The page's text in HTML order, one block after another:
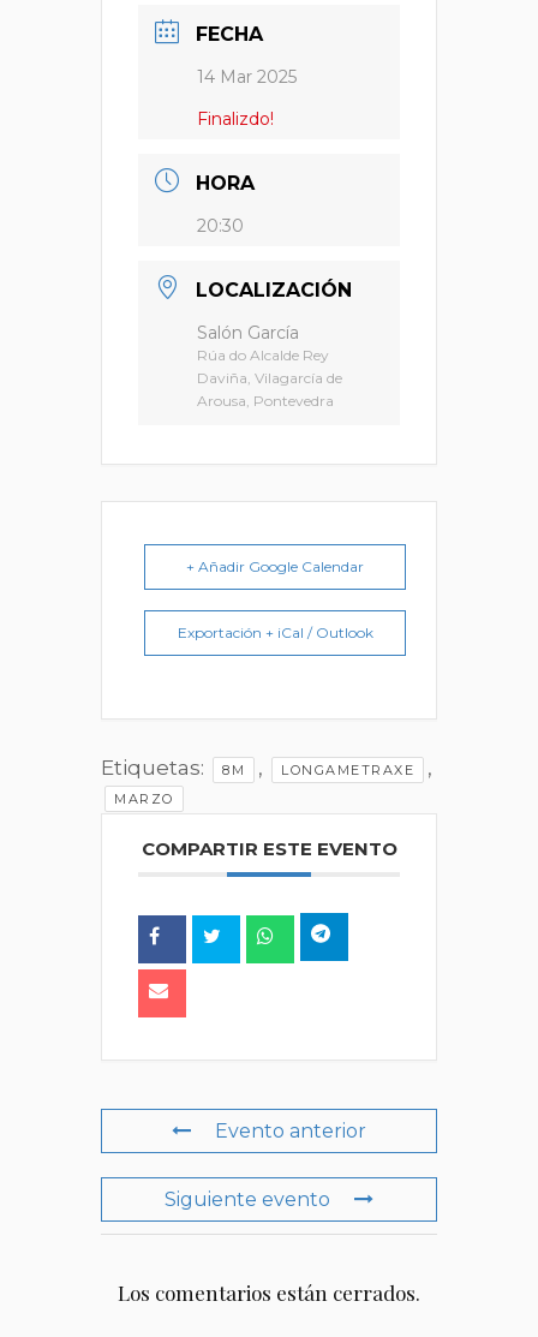
FECHA
14 Mar 2025
Finalizdo!
HORA
20:30
LOCALIZACIÓN
Salón García
Rúa do Alcalde Rey
Daviña, Vilagarcía de
Arousa, Pontevedra
+ Añadir Google Calendar
Exportación + iCal / Outlook
Etiquetas: 8M , LONGAMETRAXE ,
MARZO
COMPARTIR ESTE EVENTO
Evento anterior
Siguiente evento
Los comentarios están cerrados.